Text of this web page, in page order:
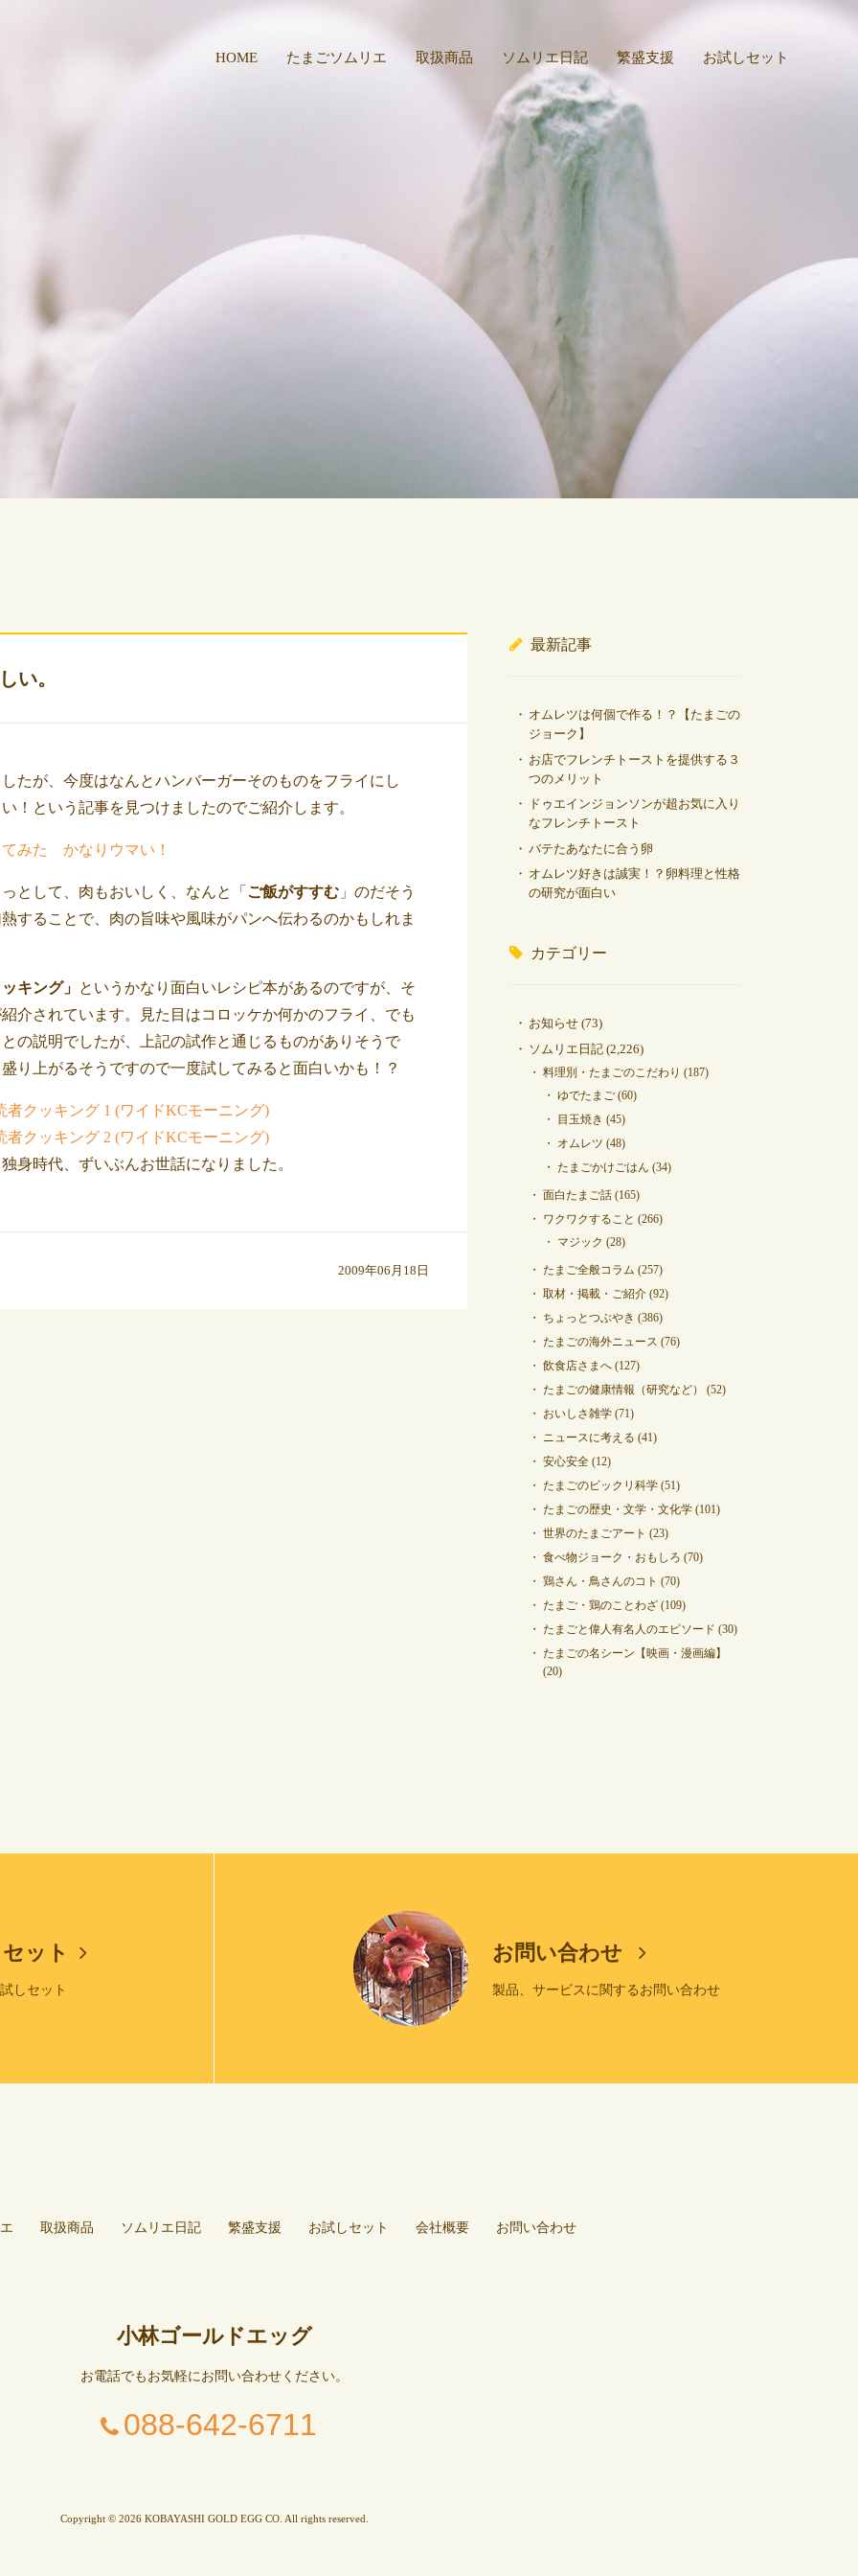
HOME たまごソムリエ 取扱商品 ソムリエ日記 繁盛支援 お試しセット
い。
たが、今度はなんとハンバーガーそのものをフライにし
！という記事を見つけましたのでご紹介します。
みた かなりウマい！
として、肉もおいしく、なんと「 ご飯がすすむ 」のだそう
することで、肉の旨味や風味がパンへ伝わるのかもしれま
キング」 というかなり面白いレシピ本があるのですが、そ
介されています。見た目はコロッケか何かのフライ、でも
の説明でしたが、上記の試作と通じるものがありそうで
り上がるそうですので一度試してみると面白いかも！？
者クッキング 1 (ワイドKCモーニング)
者クッキング 2 (ワイドKCモーニング)
身時代、ずいぶんお世話になりました。
2009年06月18日
最新記事
オムレツは何個で作る！？【たまごの
ジョーク】
お店でフレンチトーストを提供する３
つのメリット
ドゥエインジョンソンが超お気に入り
なフレンチトースト
バテたあなたに合う卵
オムレツ好きは誠実！？卵料理と性格
の研究が面白い
カテゴリー
お知らせ (73)
ソムリエ日記 (2,226)
料理別・たまごのこだわり (187)
ゆでたまご (60)
目玉焼き (45)
オムレツ (48)
たまごかけごはん (34)
面白たまご話 (165)
ワクワクすること (266)
マジック (28)
たまご全般コラム (257)
取材・掲載・ご紹介 (92)
ちょっとつぶやき (386)
たまごの海外ニュース (76)
飲食店さまへ (127)
たまごの健康情報（研究など）
(52)
おいしさ雑学 (71)
ニュースに考える (41)
安心安全 (12)
たまごのビックリ科学 (51)
たまごの歴史・文学・文化学 (101)
世界のたまごアート (23)
食べ物ジョーク・おもしろ (70)
鶏さん・鳥さんのコト (70)
たまご・鶏のことわざ (109)
たまごと偉人有名人のエピソード (30)
たまごの名シーン【映画・漫画編】
(20)
ット
しセット
お問い合わせ
製品、サービスに関するお問い合わせ
取扱商品 ソムリエ日記 繁盛支援 お試しセット 会社概要 お問い合わせ
小林ゴールドエッグ
お電話でもお気軽にお問い合わせください。
088-642-6711
Copyright © 2026 KOBAYASHI GOLD EGG CO. All rights reserved.